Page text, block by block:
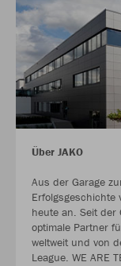
Über JAKO
Aus der Garage
Erfolgsgeschichte
heute an. Seit der
optimale Partner
weltweit und von
League. WE ARE